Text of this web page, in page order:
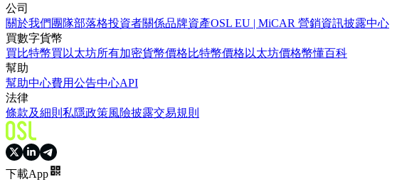
公司
關於我們 團隊部落格投資者關係品牌資產OSL EU | MiCAR 營銷資訊披露中心
買數字貨幣
買比特幣買以太坊所有加密貨幣價格比特幣價格 以太坊價格幣懂百科
幫助
幫助中心費用公告中心API
法律
條款及細則 私隱政策風險披露交易規則
下載App